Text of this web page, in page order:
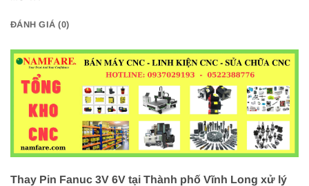
ĐÁNH GIÁ (0)
Thay Pin Fanuc 3V 6V tại Thành phố Vĩnh Long xử lý